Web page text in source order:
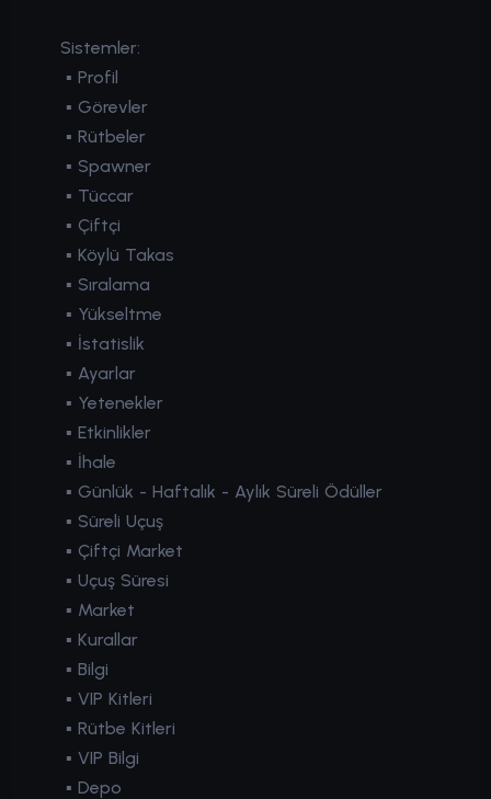
Sistemler:
▪ Profil
▪ Görevler
▪ Rütbeler
▪ Spawner
▪ Tüccar
▪ Çiftçi
▪ Köylü Takas
▪ Sıralama
▪ Yükseltme
▪ İstatislik
▪ Ayarlar
▪ Yetenekler
▪ Etkinlikler
▪ İhale
▪ Günlük - Haftalık - Aylık Süreli Ödüller
▪ Süreli Uçuş
▪ Çiftçi Market
▪ Uçuş Süresi
▪ Market
▪ Kurallar
▪ Bilgi
▪ VIP Kitleri
▪ Rütbe Kitleri
▪ VIP Bilgi
▪ Depo